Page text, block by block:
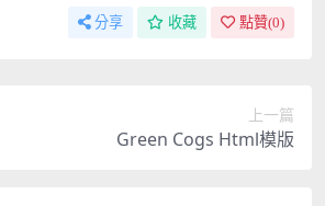
分享 收藏 點贊(0)
上一篇
Green Cogs Html模版